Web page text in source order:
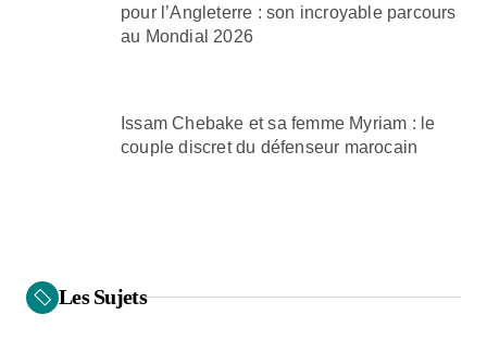
pour l’Angleterre : son incroyable parcours
au Mondial 2026
Issam Chebake et sa femme Myriam : le
couple discret du défenseur marocain
Les Sujets